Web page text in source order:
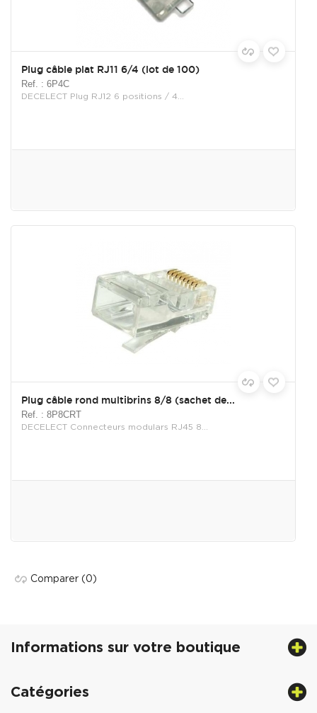
Plug câble plat RJ11 6/4 (lot de 100)
Ref. : 6P4C
DECELECT Plug RJ12 6 positions / 4...
Plug câble rond multibrins 8/8 (sachet de...
Ref. : 8P8CRT
DECELECT Connecteurs modulars RJ45 8...
Comparer (0)
Informations sur votre boutique
Catégories